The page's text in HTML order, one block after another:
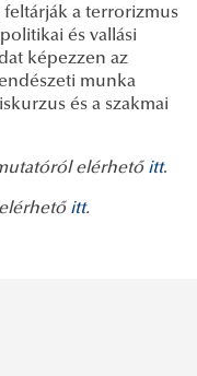
a terrorizmus
és vallási
képezzen az
munka
és a szakmai
elérhető itt.
itt.